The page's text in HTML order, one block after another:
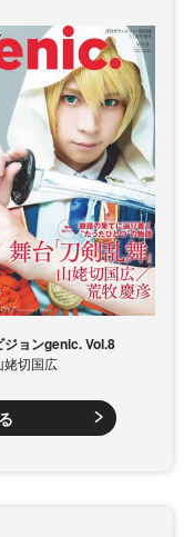
ジョンgenic. Vol.8
姥切国広